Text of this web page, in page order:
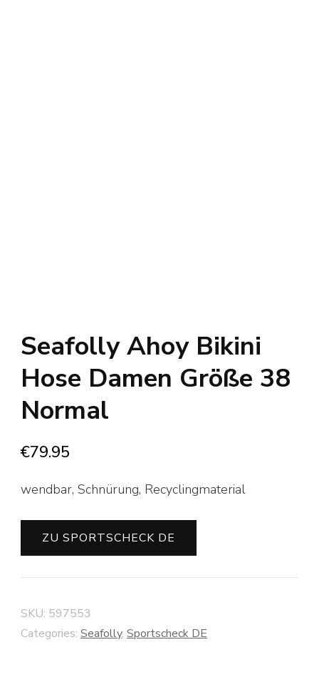
Seafolly Ahoy Bikini
Hose Damen Größe 38
Normal
€79.95
wendbar, Schnürung, Recyclingmaterial
ZU SPORTSCHECK DE
SKU: 597553
Categories: Seafolly, Sportscheck DE